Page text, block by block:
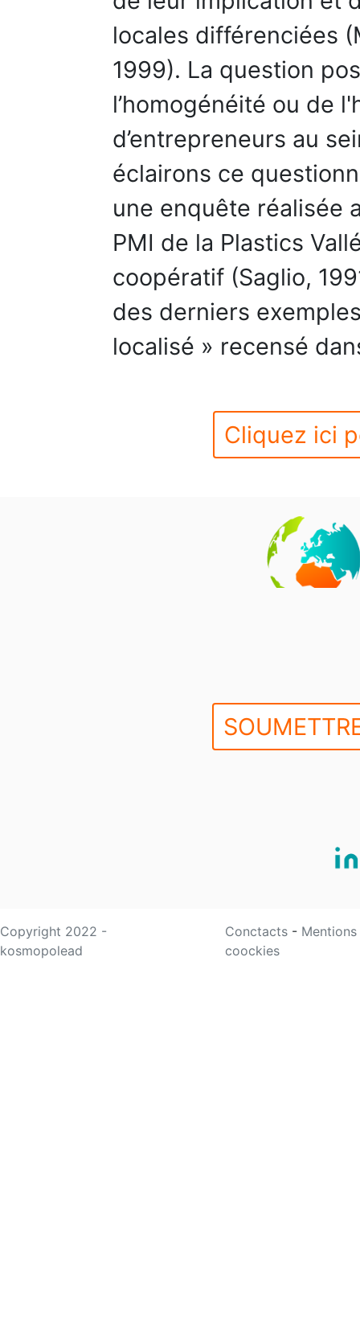
locales différenciées
1999). La question
l’homogénéité ou de
d’entrepreneurs au
éclairons ce
une enquête réalisée
PMI de la Plastics
coopératif (Saglio,
des derniers
localisé » recensé
Cliquez ici
Copyright 2022 -
kosmopolead
Conctacts -
coockies